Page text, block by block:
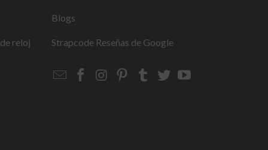
reloj
Blogs
Strapcode Reseñas de Google
EmailStrapcode
Strapcode
Strapcode
Strapcode
Strapcode